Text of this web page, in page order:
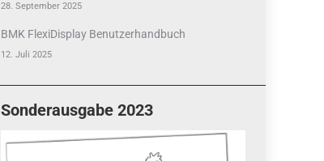
28. September 2025
BMK FlexiDisplay Benutzerhandbuch
12. Juli 2025
Sonderausgabe 2023